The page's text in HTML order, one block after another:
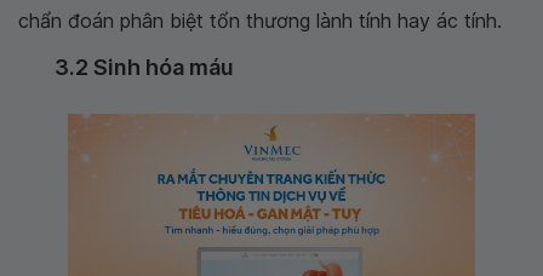
chẩn đoán phân biệt tổn thương lành tính hay ác tính.
3.2 Sinh hóa máu